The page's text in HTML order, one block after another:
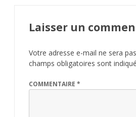
Laisser un
Votre adresse e-mail ne sera
champs obligatoires sont
COMMENTAIRE *